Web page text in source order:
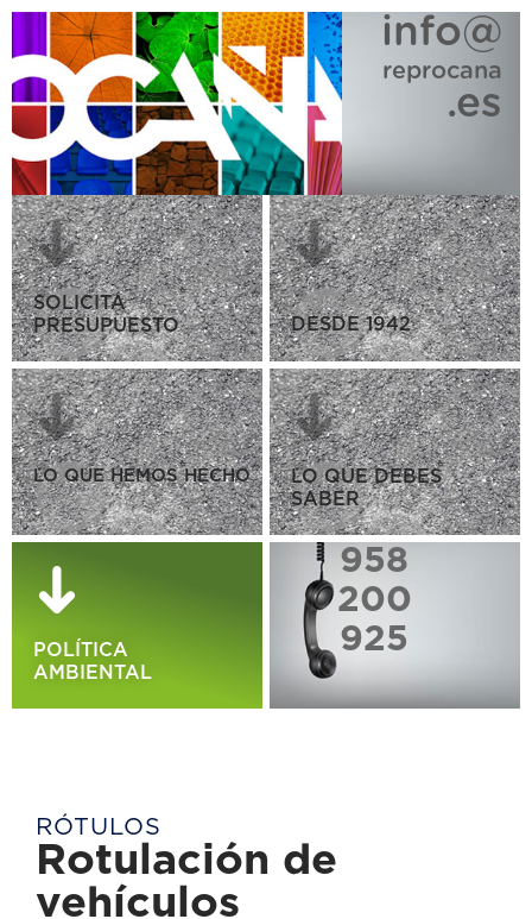
info@
reprocana
.es
SOLICITA
PRESUPUESTO
DESDE 1942
LO QUE HEMOS HECHO
LO QUE DEBES
SABER
POLÍTICA
AMBIENTAL
958
200
925
RÓTULOS
Rotulación de
vehículos